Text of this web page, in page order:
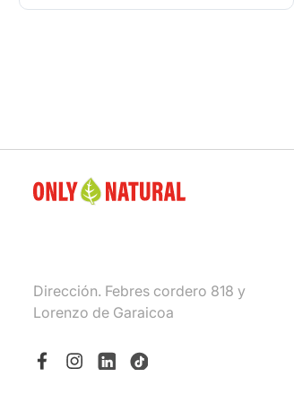
Dirección. Febres cordero 818 y
Lorenzo de Garaicoa